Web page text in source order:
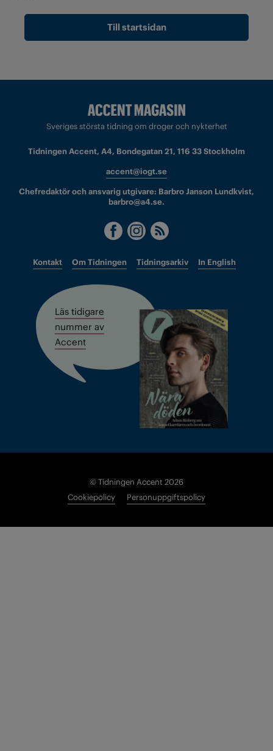
Till startsidan
Sveriges största tidning om droger och nykterhet
Tidningen Accent, A4, Bondegatan 21, 116 33 Stockholm
accent@iogt.se
Chefredaktör och ansvarig utgivare: Barbro Janson Lundkvist,
barbro@a4.se.
Kontakt Om Tidningen Tidningsarkiv In English
Läs tidigare
nummer av
Accent
© Tidningen Accent 2026
Cookiepolicy
Personuppgiftspolicy